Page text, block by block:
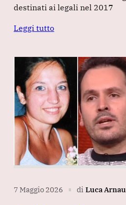
destinati ai legali nel 2017
Leggi tutto
7 Maggio 2026 ∎ di Luca Arnau